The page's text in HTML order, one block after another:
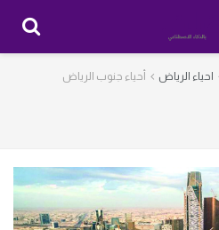
احياء الرياض أحياء جنوب الرياض